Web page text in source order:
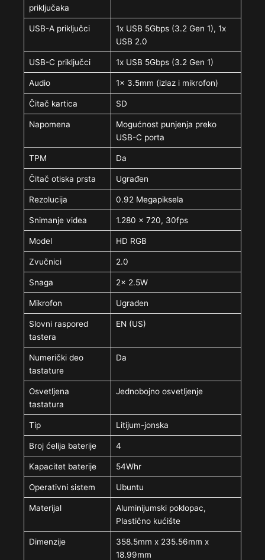
priključaka
USB-A priključci
1x USB 5Gbps (3.2 Gen 1), 1x
USB 2.0
USB-C priključci 1x USB 5Gbps (3.2 Gen 1)
Audio 1x 3.5mm (izlaz i mikrofon)
Čitač kartica SD
Napomena
Mogućnost punjenja preko
USB-C porta
TPM Da
Čitač otiska prsta Ugrađen
Rezolucija 0.92 Megapiksela
Snimanje videa 1.280 x 720, 30fps
Model HD RGB
Zvučnici 2.0
Snaga 2x 2.5W
Mikrofon Ugrađen
Slovni raspored
tastera
EN (US)
Numerički deo
tastature
Da
Osvetljena
tastatura
Jednobojno osvetljenje
Tip Litijum-jonska
Broj ćelija baterije 4
Kapacitet baterije 54Whr
Operativni sistem Ubuntu
Materijal
Aluminijumski poklopac,
Plastično kućište
Dimenzije
358.5mm x 235.56mm x
18.99mm